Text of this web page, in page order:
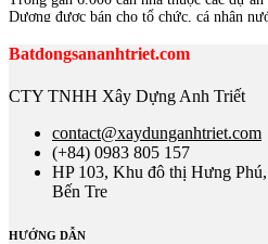
Dương được bán cho tổ chức, cá nhân
5/2023, trên địa bàn tỉnh có 40 dự án
Batdongsananhtriet.com
CTY TNHH Xây Dựng Anh Triết
contact@xaydunganhtriet.com
(+84) 0983 805 157
HP 103, Khu đô thị Hưng
Bến Tre
HƯỚNG DẪN